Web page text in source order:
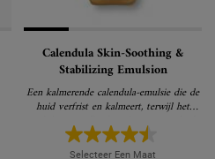
Calendula Skin-Soothing &
Stabilizing Emulsion
Een kalmerende calendula-emulsie die de
huid verfrist en kalmeert, terwijl het
zichtbaar roodheid & glans verminderd.
Selecteer Een Maat